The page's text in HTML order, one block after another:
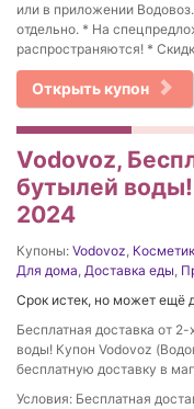
или в приложении
отдельно. * На
распространяются! *
Открыть купон
Vodovoz,
бутылей воды!
2024
Купоны: Vodovoz,
Для дома, Доставка еды,
Срок истек, но может ещё
Бесплатная доставка от
воды! Купон Vodovoz
бесплатную доставку в
Условия: Бесплатная